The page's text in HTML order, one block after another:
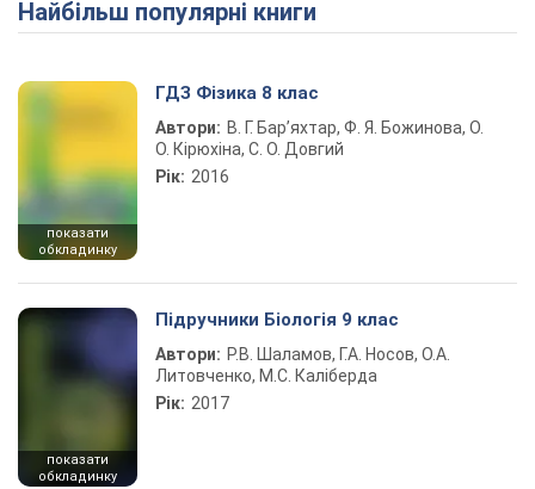
Найбільш популярні книги
показати
обкладинку
ГДЗ Фізика 8 клас
Автори: В. Г. Бар’яхтар, Ф. Я. Божинова, О.
О. Кірюхіна, С. О. Довгий
Рік: 2016
показати
обкладинку
Підручники Біологія 9 клас
Автори: Р.В. Шаламов, Г.А. Носов, О.А.
Литовченко, М.С. Каліберда
Рік: 2017